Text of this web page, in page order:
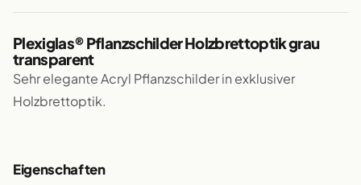
Plexiglas® Pflanzschilder Holzbrettoptik grau
transparent
Sehr elegante Acryl Pflanzschilder in exklusiver
Holzbrettoptik.
Eigenschaften